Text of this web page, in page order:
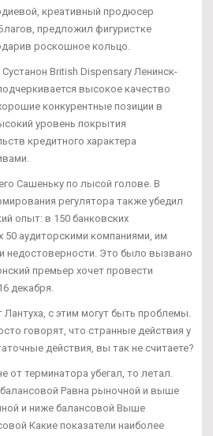
креативный продюсер
предложил фигуристке
роскошное кольцо.
British Dispensary Ленинск-
высокое качество
конкурентные позиции в
уровень покрытия
кредитного характера
Сашеньку по лысой голове. В
регулятора также убедил
опыт: в 150 банковских
50 аудиторскими компаниями, им
недостоверности. Это было вызвано
премьер хочет провести
декабря.
с этим могут быть проблемы.
говорят, что странные действия у
действия, вы так не считаете?
от терминатора убегал, то летал.
Равна рыночной и выше
и ниже балансовой Выше
Какие показатели наиболее